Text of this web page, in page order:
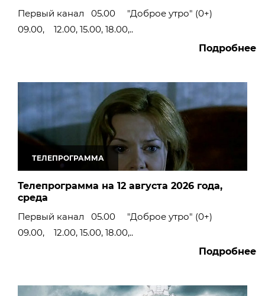
Первый канал 05.00 "Доброе утро" (0+)
09.00, 12.00, 15.00, 18.00,..
Подробнее
ТЕЛЕПРОГРАММА
Телепрограмма на 12 августа 2026 года,
среда
Первый канал 05.00 "Доброе утро" (0+)
09.00, 12.00, 15.00, 18.00,..
Подробнее